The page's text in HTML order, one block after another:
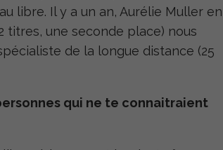
libre. Il y a un an, Aurélie Muller en
titres, une seconde place) nous
de la longue distance (25
qui ne te connaitraient